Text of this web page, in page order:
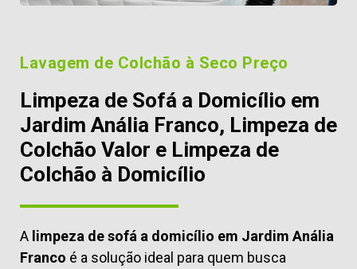
Lavagem de Colchão à Seco Preço
Limpeza de Sofá a Domicílio em
Jardim Anália Franco, Limpeza de
Colchão Valor e Limpeza de
Colchão à Domicílio
A limpeza de sofá a domicílio em Jardim Anália
Franco é a solução ideal para quem busca